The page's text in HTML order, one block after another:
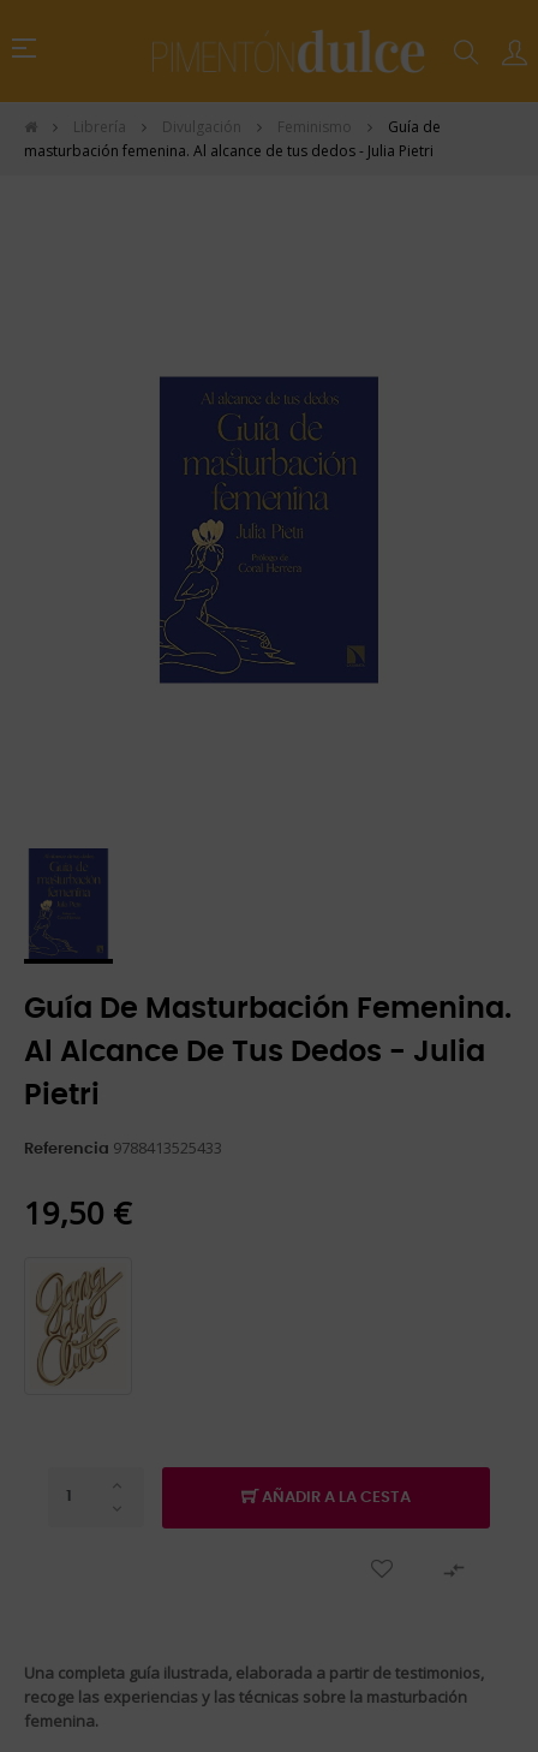
Navegación
palanca
☰
Librería Divulgación Feminismo
Guía de
masturbación femenina. Al alcance de tus dedos - Julia Pietri
Guía De Masturbación Femenina.
Al Alcance De Tus Dedos - Julia
Pietri
Referencia 9788413525433
19,50 €
AÑADIR A LA CESTA

Una completa guía ilustrada, elaborada a partir de testimonios,
recoge las experiencias y las técnicas sobre la masturbación
femenina.